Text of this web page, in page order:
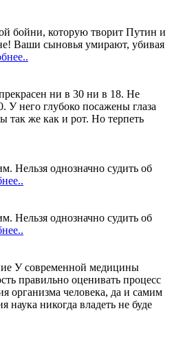
бойни, которую творит Путин и
Ваши сыновья умирают, убивая
ни в 30 ни в 18. Не
У него глубоко посажены глаза
так же как и рот. Но терпеть
Нельзя однозначно судить об
Нельзя однозначно судить об
У современной медицины
правильно оценивать процесс
организма человека, да и самим
наука никогда владеть не буде